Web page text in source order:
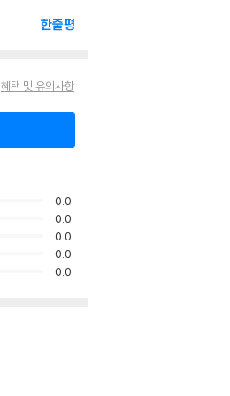
한줄평
혜택 및 유의사항
0.0
0.0
0.0
0.0
0.0